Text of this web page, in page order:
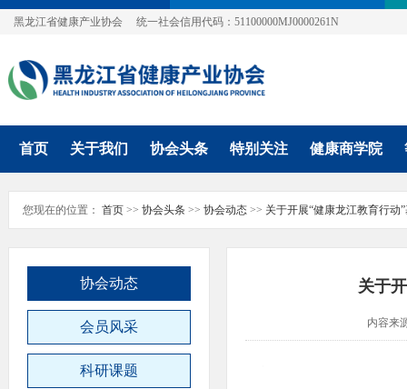
黑龙江省健康产业协会 统一社会信用代码：51100000MJ0000261N
首页 关于我们 协会头条 特别关注 健康商学院
您现在的位置： 首页 >> 协会头条 >> 协会动态 >> 关于开展“健康龙江教育行动
协会动态
会员风采
科研课题
关于
内容来